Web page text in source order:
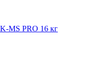
MS PRO 16 кг